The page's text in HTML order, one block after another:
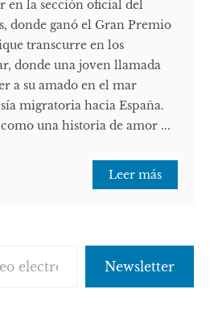
en la sección oficial del
donde ganó el Gran Premio
transcurre en los
donde una joven llamada
a su amado en el mar
migratoria hacia España.
una historia de amor ...
Leer más
Newsletter